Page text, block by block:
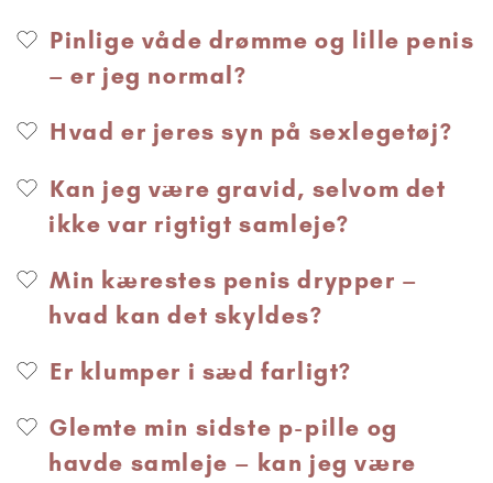
Pinlige våde drømme og lille penis
– er jeg normal?
Hvad er jeres syn på sexlegetøj?
Kan jeg være gravid, selvom det
ikke var rigtigt samleje?
Min kærestes penis drypper –
hvad kan det skyldes?
Er klumper i sæd farligt?
Glemte min sidste p-pille og
havde samleje – kan jeg være